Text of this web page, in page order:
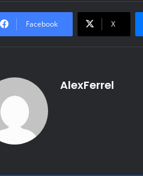
Facebook X
AlexFerrel